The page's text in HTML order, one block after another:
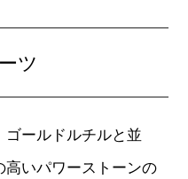
ツ
ゴールドルチルと並
高いパワーストーンの